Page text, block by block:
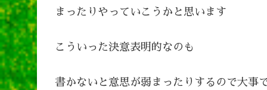
まったりやっていこうかと思います
こういった決意表明的なのも
書かないと意思が弱まったりするので大事